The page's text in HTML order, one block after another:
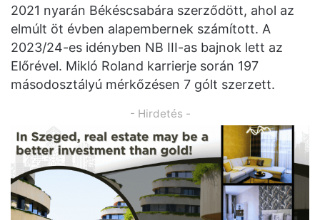
2021 nyarán Békéscsabára szerződött, ahol az
elmúlt öt évben alapembernek számított. A
2023/24-es idényben NB III-as bajnok lett az
Előrével. Mikló Roland karrierje során 197
másodosztályú mérkőzésen 7 gólt szerzett.
- Hirdetés -